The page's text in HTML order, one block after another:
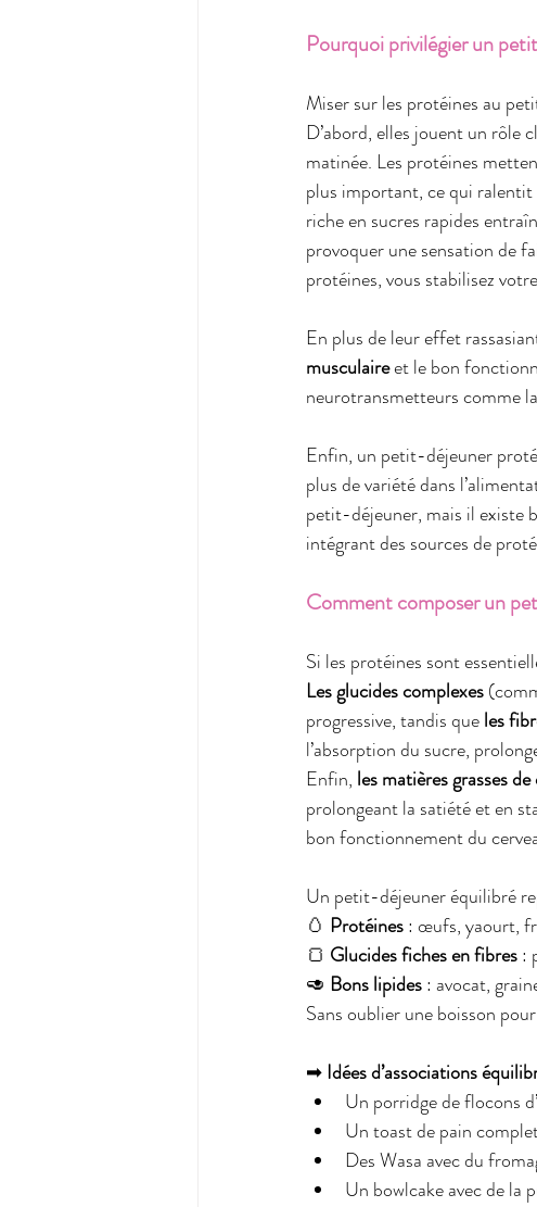
Pourquoi privilégier un
Miser sur les protéines au
D’abord, elles jouent un rôle
matinée. Les protéines
plus important, ce qui
riche en sucres rapides
provoquer une sensation de
protéines, vous stabilisez
En plus de leur effet
musculaire et le bon
neurotransmetteurs comme
Enfin, un petit-déjeuner
plus de variété dans
petit-déjeuner, mais il existe
intégrant des sources de
Comment composer un
Si les protéines sont
Les glucides complexes
progressive, tandis que les
l’absorption du sucre,
Enfin, les matières grasses
prolongeant la satiété et en
bon fonctionnement du
Un petit-déjeuner équilibré
🥚 Protéines : œufs, yaourt,
🍞 Glucides fiches en fibres :
🥑 Bons lipides : avocat,
Sans oublier une boisson
➡ Idées d’associations
Un porridge de flocons
Un toast de pain
Des Wasa avec du
Un bowlcake avec de la